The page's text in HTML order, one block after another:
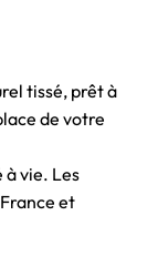
tissé, prêt à
de votre
vie. Les
et